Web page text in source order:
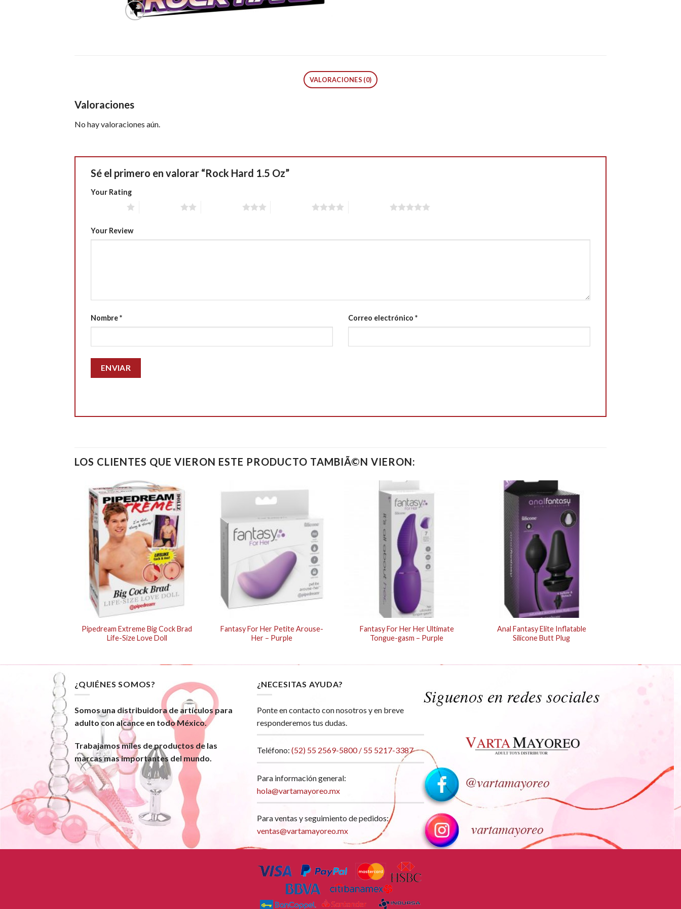
VALORACIONES (0)
Valoraciones
No hay valoraciones aún.
Sé el primero en valorar “Rock Hard 1.5 Oz”
Your Rating
Your Review
Nombre* Correo electrónico *
LOS CLIENTES QUE VIERON ESTE PRODUCTO TAMBIÃ©N VIERON:
Pipedream Extreme Big Cock Brad
Life-Size Love Doll
Fantasy For Her Petite Arouse-
Her – Purple
Fantasy For Her Her Ultimate
Tongue-gasm – Purple
Anal Fantasy Elite Inflatable
Silicone Butt Plug
¿QUIÉNES SOMOS?
Somos una distribuidora de artículos para
adulto con alcance en todo México.
Trabajamos miles de productos de las
marcas mas importantes del mundo.
¿NECESITAS AYUDA?
Ponte en contacto con nosotros y en breve
responderemos tus dudas.
Teléfono: (52) 55 2569-5800 / 55 5217-3387
Para información general:
hola@vartamayoreo.mx
Para ventas y seguimiento de pedidos:
ventas@vartamayoreo.mx